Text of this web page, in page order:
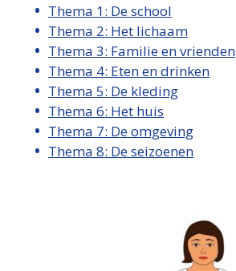
Thema 1: De school
Thema 2: Het lichaam
Thema 3: Familie en vrienden
Thema 4: Eten en drinken
Thema 5: De kleding
Thema 6: Het huis
Thema 7: De omgeving
Thema 8: De seizoenen